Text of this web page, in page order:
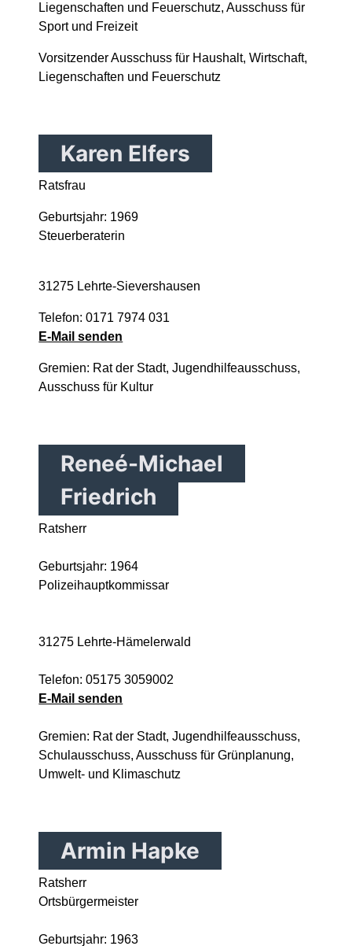
Liegenschaften und Feuerschutz, Ausschuss für
Sport und Freizeit
Vorsitzender Ausschuss für Haushalt, Wirtschaft,
Liegenschaften und Feuerschutz
Karen Elfers
Ratsfrau
Geburtsjahr: 1969
Steuerberaterin
31275 Lehrte-Sievershausen
Telefon: 0171 7974 031
E-Mail senden
Gremien: Rat der Stadt, Jugendhilfeausschuss,
Ausschuss für Kultur
Reneé-Michael
Friedrich
Ratsherr
Geburtsjahr: 1964
Polizeihauptkommissar
31275 Lehrte-Hämelerwald
Telefon: 05175 3059002
E-Mail senden
Gremien: Rat der Stadt, Jugendhilfeausschuss,
Schulausschuss, Ausschuss für Grünplanung,
Umwelt- und Klimaschutz
Armin Hapke
Ratsherr
Ortsbürgermeister
Geburtsjahr: 1963